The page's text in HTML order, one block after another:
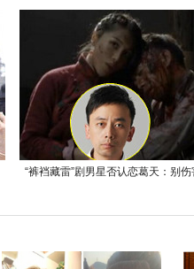
“裤裆藏雷”剧男星否认恋葛天：别